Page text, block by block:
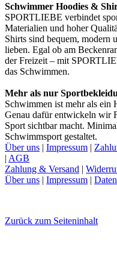
Schwimmer Hoodies &
SPORTLIEBE verbindet
Materialien und hoher
Shirts sind bequem, modern
lieben. Egal ob am
der Freizeit – mit
das Schwimmen.
Mehr als nur
Schwimmen ist mehr als ein
Genau dafür entwickeln wir
Sport sichtbar macht.
Schwimmsport gestaltet.
Über uns | Impressum |
| AGB
Zahlung & Versand |
Über uns | Impressum |
Zurück zum Seiteninhalt